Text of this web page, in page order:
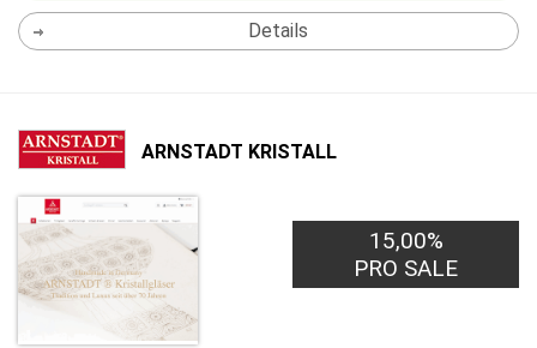
Details
ARNSTADT KRISTALL
15,00%
PRO SALE